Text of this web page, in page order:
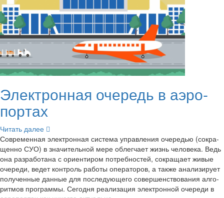
Элек­трон­ная оче­редь в аэро­
пор­тах
Чи­тать далее
Со­вре­мен­ная элек­трон­ная си­сте­ма управ­ле­ния оче­ре­дью (со­кра­
щен­но СУО) в зна­чи­тель­ной мере об­лег­ча­ет жизнь че­ло­ве­ка. Ведь
она раз­ра­бо­та­на с ори­ен­ти­ром по­треб­но­стей, со­кра­ща­ет живые
оче­ре­ди, ведет кон­троль ра­бо­ты опе­ра­то­ров, а также ана­ли­зи­ру­ет
по­лу­чен­ные дан­ные для по­сле­ду­ю­ще­го со­вер­шен­ство­ва­ния ал­го­
рит­мов про­грам­мы. Се­го­дня ре­а­ли­за­ция элек­трон­ной оче­ре­ди в